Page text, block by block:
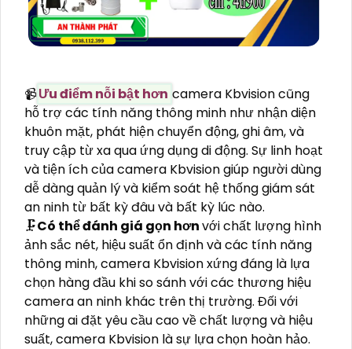
📹Ưu điểm nỗi bật hơn camera Kbvision cũng
hỗ trợ các tính năng thông minh như nhận diện
khuôn mặt, phát hiện chuyển động, ghi âm, và
truy cập từ xa qua ứng dụng di động. Sự linh hoạt
và tiện ích của camera Kbvision giúp người dùng
dễ dàng quản lý và kiểm soát hệ thống giám sát
an ninh từ bất kỳ đâu và bất kỳ lúc nào.
🗜️Có thể đánh giá gọn hơnvới chất lượng hình
ảnh sắc nét, hiệu suất ổn định và các tính năng
thông minh, camera Kbvision xứng đáng là lựa
chọn hàng đầu khi so sánh với các thương hiệu
camera an ninh khác trên thị trường. Đối với
những ai đặt yêu cầu cao về chất lượng và hiệu
suất, camera Kbvision là sự lựa chọn hoàn hảo.